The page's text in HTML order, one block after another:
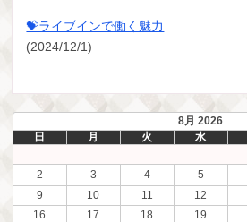
💝ライブインで働く魅力
(2024/12/1)
8月 2026
日
月 火 水
2
3 4 5
9
10 11 12
16
17 18 19